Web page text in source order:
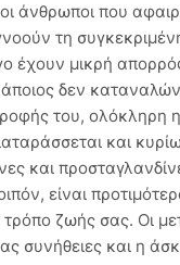
άνθρωποι που
τη
έχουν μικρή
δεν
του, ολόκληρη η
και
και
είναι
ζωής σας. Οι
συνήθειες και η